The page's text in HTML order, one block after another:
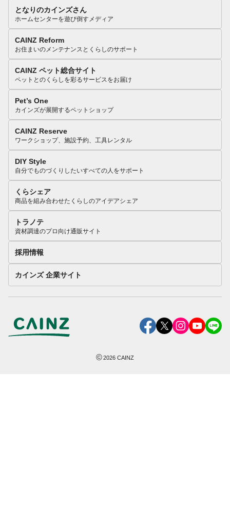
となりのカインズさん
ホームセンターを遊び倒すメディア
CAINZ Reform
お住まいのメンテナンスとくらしのサポート
CAINZ ペット総合サイト
ペットとのくらしを彩るサービスをお届け
Pet’s One
カインズが展開するペットショップ
CAINZ Reserve
ワークショップ、施設予約、工具レンタル
DIY Style
自分でものづくりしたいすべての人をサポート
くらシェア
商品を組み合わせたくらしのアイデアシェア
トラノテ
資材調達のプロ向け通販サイト
採用情報
カインズ 企業サイト
©2026 CAINZ